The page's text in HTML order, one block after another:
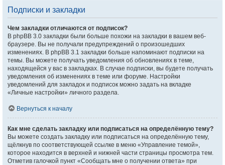
Подписки и закладки
Чем закладки отличаются от подписок?
В phpBB 3.0 закладки были больше похожи на закладки в вашем веб-
браузере. Вы не получали предупреждений о произошедших
изменениях. В phpBB 3.1 закладки больше напоминают подписки на
темы. Вы можете получать уведомления об обновлениях в теме,
находящейся у вас в закладках. В случае подписки, вы будете получать
уведомления об изменениях в теме или форуме. Настройки
уведомлений для закладок и подписок можно задать на вкладке
«Личные настройки» личного раздела.
Вернуться к началу
Как мне сделать закладку или подписаться на определённую тему?
Вы можете создать закладку или подписаться на определённую тему,
щёлкнув по соответствующей ссылке в меню «Управление темой»,
которое находится в верхней и нижней части страницы просмотра тем.
Отметив галочкой пункт «Сообщать мне о получении ответа» при